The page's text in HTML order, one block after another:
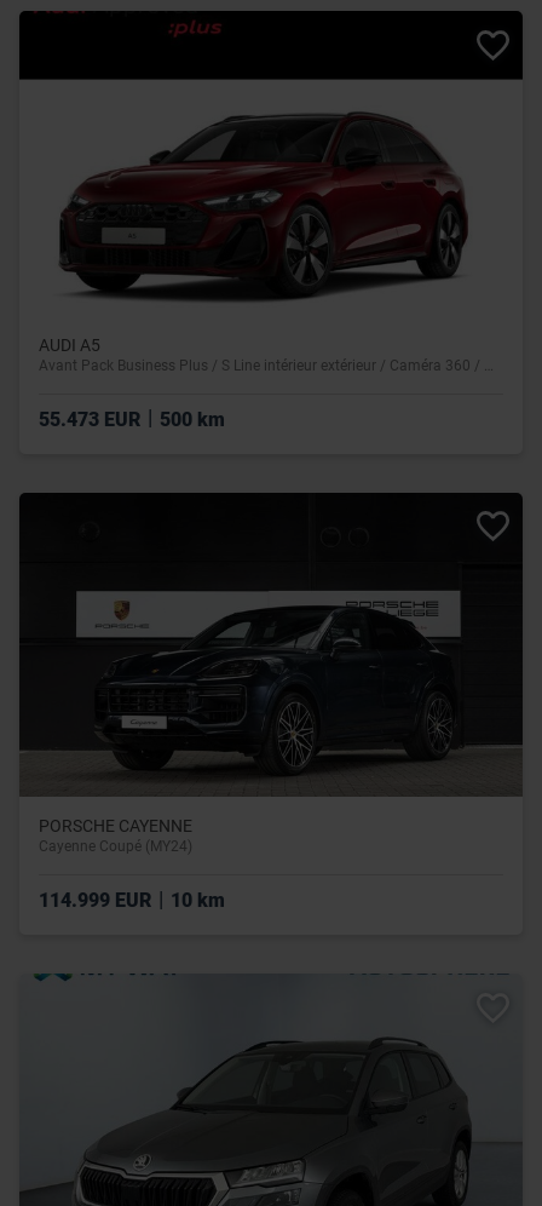
AUDI A5
Avant Pack Business Plus / S Line intérieur extérieur / Caméra 360 / Matrix / Toit panoramique
55.473 EUR 500 km
PORSCHE CAYENNE
Cayenne Coupé (MY24)
114.999 EUR | 10 km